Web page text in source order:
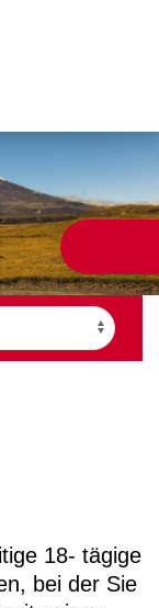
18- tägige
bei der Sie